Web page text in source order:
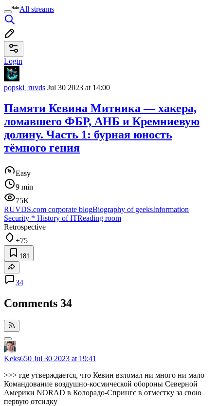
All streams
Login
popski_ruvds Jul 30 2023 at 14:00
Памяти Кевина Митника — хакера,
ломавшего ФБР, АНБ и Кремниевую
долину. Часть 1: бурная юность
тёмного гения
Easy
9 min
75K
RUVDS.com corporate blogBiography of geeksInformation
Security * History of ITReading room
Retrospective
+75
181
34
Comments 34
Keks650 Jul 30 2023 at 19:41
>>> где утверждается, что Кевин взломал ни много ни мало
Командование воздушно-космической обороны Северной
Америки NORAD в Колорадо-Спрингс в отместку за свою
первую отсидку